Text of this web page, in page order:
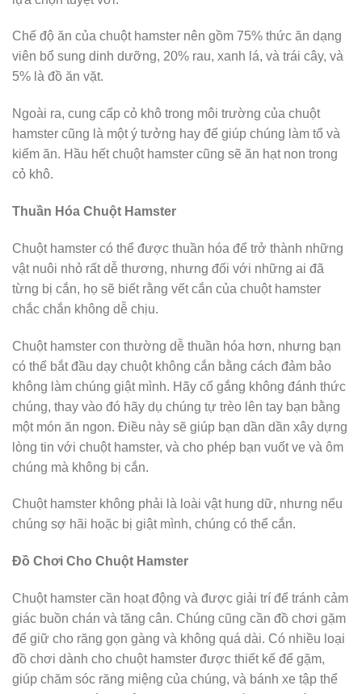
Chế độ ăn của chuột hamster nên gồm 75% thức ăn dạng
viên bổ sung dinh dưỡng, 20% rau, xanh lá, và trái cây, và
5% là đồ ăn vặt.
Ngoài ra, cung cấp cỏ khô trong môi trường của chuột
hamster cũng là một ý tưởng hay để giúp chúng làm tổ và
kiếm ăn. Hầu hết chuột hamster cũng sẽ ăn hạt non trong
cỏ khô.
Thuần Hóa Chuột Hamster
Chuột hamster có thể được thuần hóa để trở thành những
vật nuôi nhỏ rất dễ thương, nhưng đối với những ai đã
từng bị cắn, họ sẽ biết rằng vết cắn của chuột hamster
chắc chắn không dễ chịu.
Chuột hamster con thường dễ thuần hóa hơn, nhưng bạn
có thể bắt đầu dạy chuột không cắn bằng cách đảm bảo
không làm chúng giật mình. Hãy cố gắng không đánh thức
chúng, thay vào đó hãy dụ chúng tự trèo lên tay bạn bằng
một món ăn ngon. Điều này sẽ giúp bạn dần dần xây dựng
lòng tin với chuột hamster, và cho phép bạn vuốt ve và ôm
chúng mà không bị cắn.
Chuột hamster không phải là loài vật hung dữ, nhưng nếu
chúng sợ hãi hoặc bị giật mình, chúng có thể cắn.
Đồ Chơi Cho Chuột Hamster
Chuột hamster cần hoạt động và được giải trí để tránh cảm
giác buồn chán và tăng cân. Chúng cũng cần đồ chơi gặm
để giữ cho răng gọn gàng và không quá dài. Có nhiều loại
đồ chơi dành cho chuột hamster được thiết kế để gặm,
giúp chăm sóc răng miệng của chúng, và bánh xe tập thể